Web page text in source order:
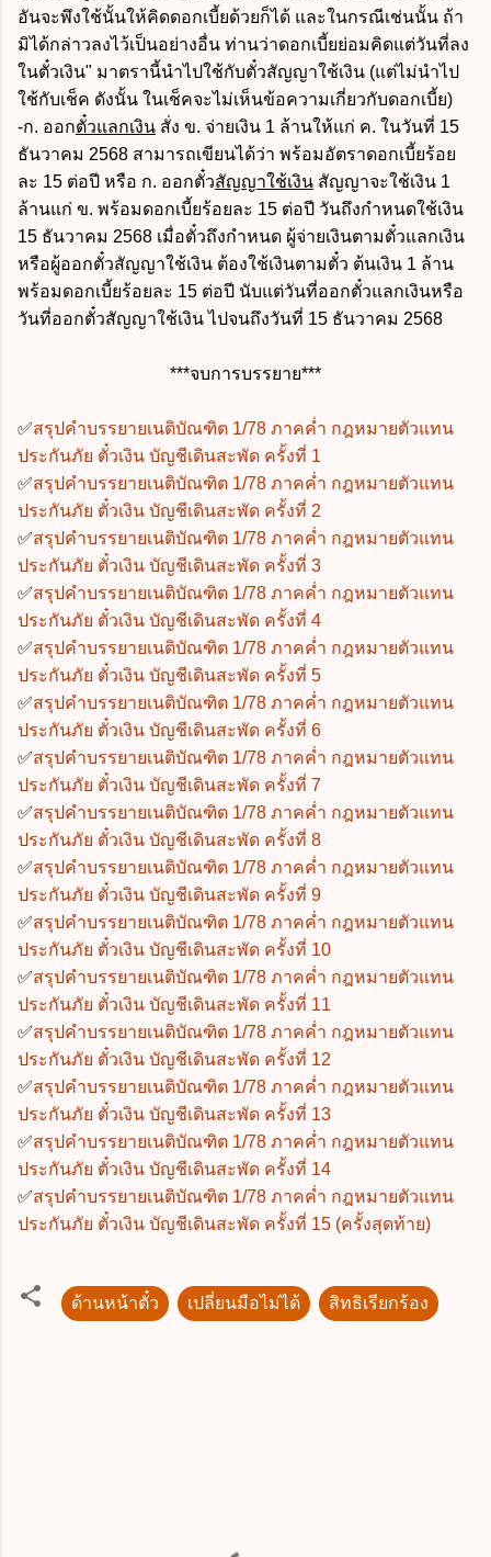
อันจะพึงใช้นั้นให้คิดดอกเบี้ยด้วยก็ได้ และในกรณีเช่นนั้น ถ้า
มิได้กล่าวลงไว้เป็นอย่างอื่น ท่านว่าดอกเบี้ยย่อมคิดแต่วันที่ลง
ในตั๋วเงิน" มาตรานี้นำไปใช้กับตั๋วสัญญาใช้เงิน (แต่ไม่นำไป
ใช้กับเช็ค ดังนั้น ในเช็คจะไม่เห็นข้อความเกี่ยวกับดอกเบี้ย)
-ก. ออกตั๋วแลกเงิน สั่ง ข. จ่ายเงิน 1 ล้านให้แก่ ค. ในวันที่ 15
ธันวาคม 2568 สามารถเขียนได้ว่า พร้อมอัตราดอกเบี้ยร้อย
ละ 15 ต่อปี หรือ ก. ออกตั๋วสัญญาใช้เงิน สัญญาจะใช้เงิน 1
ล้านแก่ ข. พร้อมดอกเบี้ยร้อยละ 15 ต่อปี วันถึงกำหนดใช้เงิน
15 ธันวาคม 2568 เมื่อตั๋วถึงกำหนด ผู้จ่ายเงินตามตั๋วแลกเงิน
หรือผู้ออกตั๋วสัญญาใช้เงิน ต้องใช้เงินตามตั๋ว ต้นเงิน 1 ล้าน
พร้อมดอกเบี้ยร้อยละ 15 ต่อปี นับแต่วันที่ออกตั๋วแลกเงินหรือ
วันที่ออกตั๋วสัญญาใช้เงิน ไปจนถึงวันที่ 15 ธันวาคม 2568
***จบการบรรยาย***
✅สรุปคำบรรยายเนติบัณฑิต 1/78 ภาคค่ำ กฎหมายตัวแทน
ประกันภัย ตั๋วเงิน บัญชีเดินสะพัด ครั้งที่ 1
✅สรุปคำบรรยายเนติบัณฑิต 1/78 ภาคค่ำ กฎหมายตัวแทน
ประกันภัย ตั๋วเงิน บัญชีเดินสะพัด ครั้งที่ 2
✅สรุปคำบรรยายเนติบัณฑิต 1/78 ภาคค่ำ กฎหมายตัวแทน
ประกันภัย ตั๋วเงิน บัญชีเดินสะพัด ครั้งที่ 3
✅สรุปคำบรรยายเนติบัณฑิต 1/78 ภาคค่ำ กฎหมายตัวแทน
ประกันภัย ตั๋วเงิน บัญชีเดินสะพัด ครั้งที่ 4
✅สรุปคำบรรยายเนติบัณฑิต 1/78 ภาคค่ำ กฎหมายตัวแทน
ประกันภัย ตั๋วเงิน บัญชีเดินสะพัด ครั้งที่ 5
✅สรุปคำบรรยายเนติบัณฑิต 1/78 ภาคค่ำ กฎหมายตัวแทน
ประกันภัย ตั๋วเงิน บัญชีเดินสะพัด ครั้งที่ 6
✅สรุปคำบรรยายเนติบัณฑิต 1/78 ภาคค่ำ กฎหมายตัวแทน
ประกันภัย ตั๋วเงิน บัญชีเดินสะพัด ครั้งที่ 7
✅สรุปคำบรรยายเนติบัณฑิต 1/78 ภาคค่ำ กฎหมายตัวแทน
ประกันภัย ตั๋วเงิน บัญชีเดินสะพัด ครั้งที่ 8
✅สรุปคำบรรยายเนติบัณฑิต 1/78 ภาคค่ำ กฎหมายตัวแทน
ประกันภัย ตั๋วเงิน บัญชีเดินสะพัด ครั้งที่ 9
✅สรุปคำบรรยายเนติบัณฑิต 1/78 ภาคค่ำ กฎหมายตัวแทน
ประกันภัย ตั๋วเงิน บัญชีเดินสะพัด ครั้งที่ 10
✅สรุปคำบรรยายเนติบัณฑิต 1/78 ภาคค่ำ กฎหมายตัวแทน
ประกันภัย ตั๋วเงิน บัญชีเดินสะพัด ครั้งที่ 11
✅สรุปคำบรรยายเนติบัณฑิต 1/78 ภาคค่ำ กฎหมายตัวแทน
ประกันภัย ตั๋วเงิน บัญชีเดินสะพัด ครั้งที่ 12
✅สรุปคำบรรยายเนติบัณฑิต 1/78 ภาคค่ำ กฎหมายตัวแทน
ประกันภัย ตั๋วเงิน บัญชีเดินสะพัด ครั้งที่ 13
✅สรุปคำบรรยายเนติบัณฑิต 1/78 ภาคค่ำ กฎหมายตัวแทน
ประกันภัย ตั๋วเงิน บัญชีเดินสะพัด ครั้งที่ 14
✅สรุปคำบรรยายเนติบัณฑิต 1/78 ภาคค่ำ กฎหมายตัวแทน
ประกันภัย ตั๋วเงิน บัญชีเดินสะพัด ครั้งที่ 15 (ครั้งสุดท้าย)
ด้านหน้าตั๋ว เปลี่ยนมือไม่ได้ สิทธิเรียกร้อง